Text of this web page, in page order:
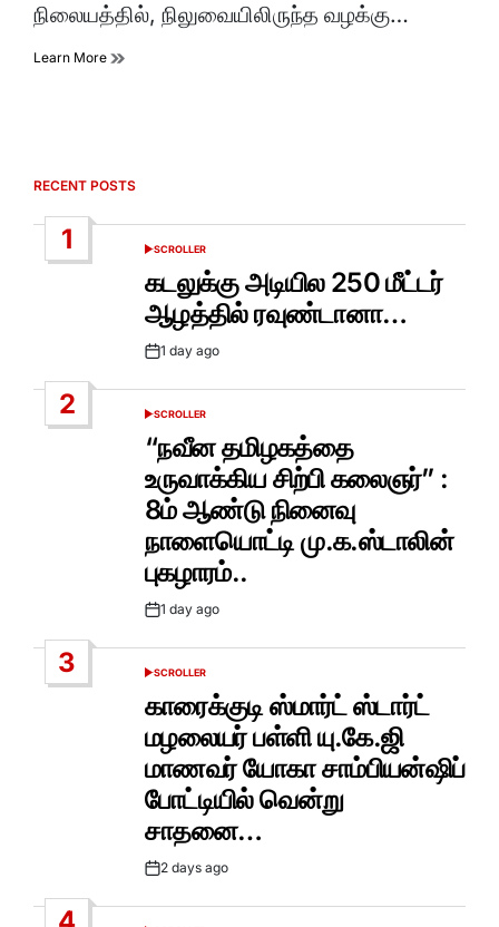
நிலையத்தில், நிலுவையிலிருந்த வழக்கு…
Learn More
RECENT POSTS
1
POSTED
SCROLLER
கடலுக்கு அடியில 250 மீட்டர்
ஆழத்தில் ரவுண்டானா…
Post1 day ago
2
POSTED
IN
SCROLLER
“நவீன தமிழகத்தை
உருவாக்கிய சிற்பி கலைஞர்” :
8ம் ஆண்டு நினைவு
நாளையொட்டி மு.க.ஸ்டாலின்
புகழாரம்..
Post1 day ago
3
POSTED
SCROLLER
காரைக்குடி ஸ்மார்ட் ஸ்டார்ட்
மழலையர் பள்ளி யு.கே.ஜி
மாணவர் யோகா சாம்பியன்ஷிப்
போட்டியில் வென்று
சாதனை…
Post2 days ago